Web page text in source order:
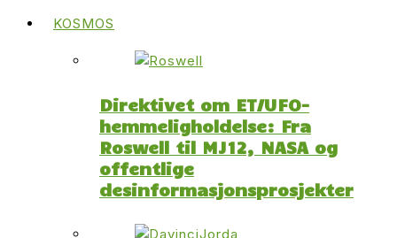
KOSMOS
Direktivet om ET/UFO-
hemmeligholdelse: Fra
Roswell til MJ12, NASA og
offentlige
desinformasjonsprosjekter